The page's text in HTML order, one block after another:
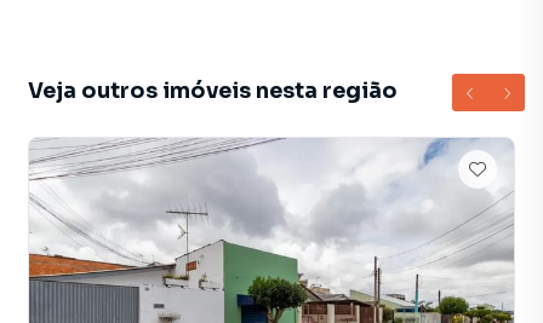
Veja outros imóveis nesta região